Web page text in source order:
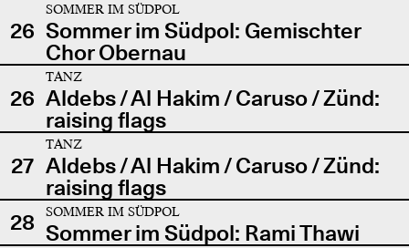
26
SOMMER IM SÜDPOL
Sommer im Südpol: Gemischter
Chor Obernau
26
TANZ
Aldebs / Al Hakim / Caruso / Zünd:
raising flags
27
TANZ
Aldebs / Al Hakim / Caruso / Zünd:
raising flags
28
SOMMER IM SÜDPOL
Sommer im Südpol: Rami Thawi